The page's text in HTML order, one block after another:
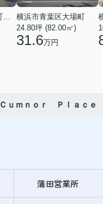
横浜市青葉区大場町
24.80坪 (82.00㎡)
31.6万円
Ｃｕｍｎｏｒ Ｐｌａｃｅ
蒲田営業所